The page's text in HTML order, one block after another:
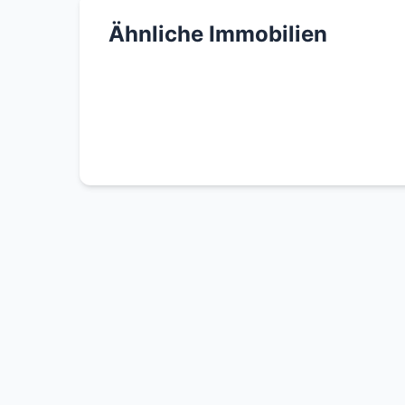
Ähnliche Immobilien